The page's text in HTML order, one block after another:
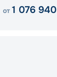
от 1 076 940